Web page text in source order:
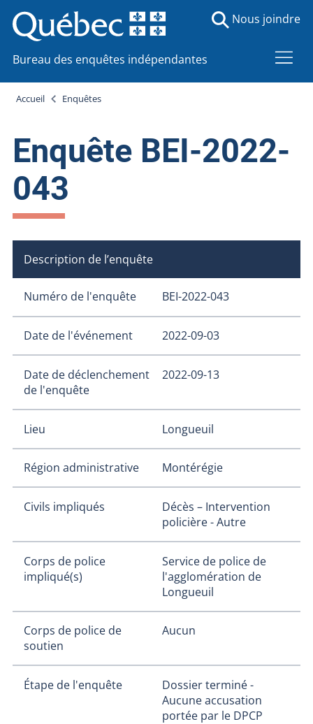
Bureau des enquêtes indépendantes
Nous joindre
Accueil Enquêtes
Enquête BEI-2022-
043
Description de l’enquête
Numéro de l'enquête BEI-2022-043
Date de l'événement 2022-09-03
Date de déclenchement
de l'enquête
2022-09-13
Lieu Longueuil
Région administrative Montérégie
Civils impliqués
Décès – Intervention
policière - Autre
Corps de police
impliqué(s)
Service de police de
l'agglomération de
Longueuil
Corps de police de
soutien
Aucun
Étape de l'enquête
Dossier terminé -
Aucune accusation
portée par le DPCP